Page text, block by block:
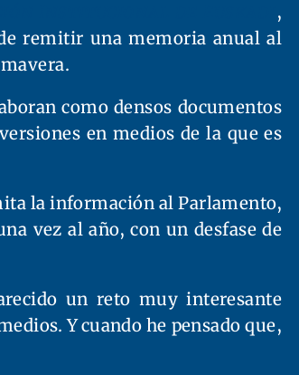
,
remitir una memoria anual al
como densos documentos
en medios de la que es
la información al Parlamento,
vez al año, con un desfase de
un reto muy interesante
Y cuando he pensado que,